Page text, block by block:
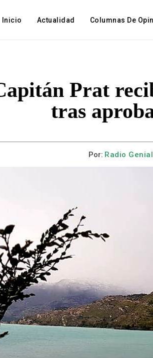
Inicio Actualidad Columnas De
Prat
tras
Por: Radio Genial